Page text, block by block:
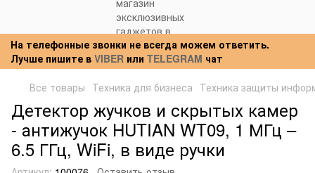
На телефонные звонки не всегда можем ответить.
Лучше пишите в VIBER или TELEGRAM чат
Все товары Техника для бизнеса Техника защиты
Детектор жучков и скрытых камер
- антижучок HUTIAN WT09, 1 МГц –
6.5 ГГц, WiFi, в виде ручки